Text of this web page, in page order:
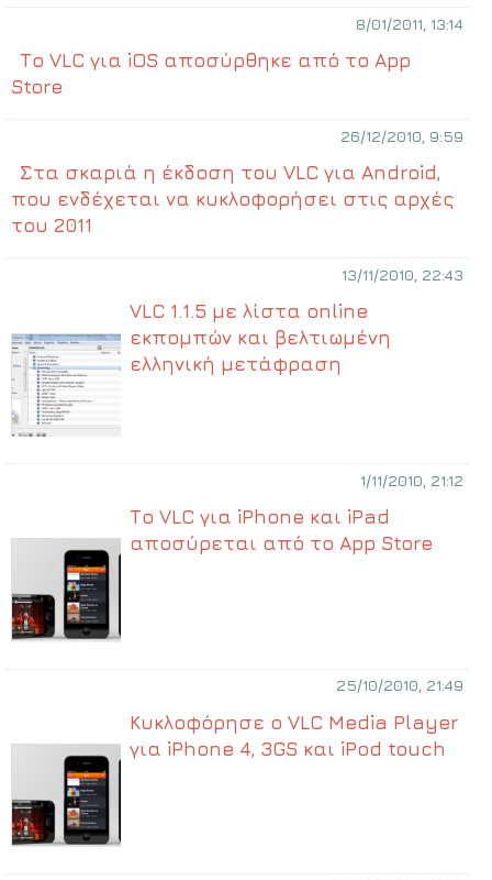
8/01/2011, 13:14
Το VLC για iOS αποσύρθηκε από το App
Store
26/12/2010, 9:59
Στα σκαριά η έκδοση του VLC για Android,
που ενδέχεται να κυκλοφορήσει στις αρχές
του 2011
13/11/2010, 22:43
VLC 1.1.5 με λίστα online
εκπομπών και βελτιωμένη
ελληνική μετάφραση
1/11/2010, 21:12
Το VLC για iPhone και iPad
αποσύρεται από το App Store
25/10/2010, 21:49
Κυκλοφόρησε ο VLC Media Player
για iPhone 4, 3GS και iPod touch